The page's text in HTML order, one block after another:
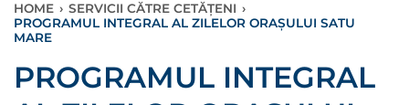
HOME › SERVICII CĂTRE CETĂȚENI ›
PROGRAMUL INTEGRAL AL ZILELOR ORAȘULUI SATU
MARE
PROGRAMUL INTEGRAL